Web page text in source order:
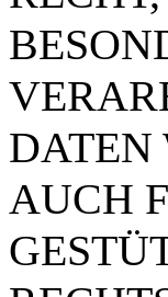
DATEN
AUCH